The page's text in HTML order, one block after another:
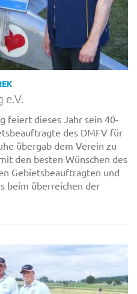
feiert dieses Jahr sein 40-
des DMFV für
übergab dem Verein zu
den besten Wünschen des
Gebietsbeauftragten und
beim überreichen der